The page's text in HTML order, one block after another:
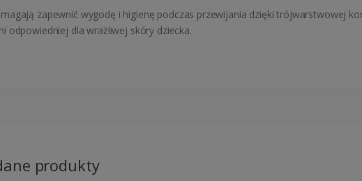
zapewnić wygodę i higienę podczas przewijania dzięki trójwarstwowej
odpowiedniej dla wrażliwej skóry dziecka.
produkty